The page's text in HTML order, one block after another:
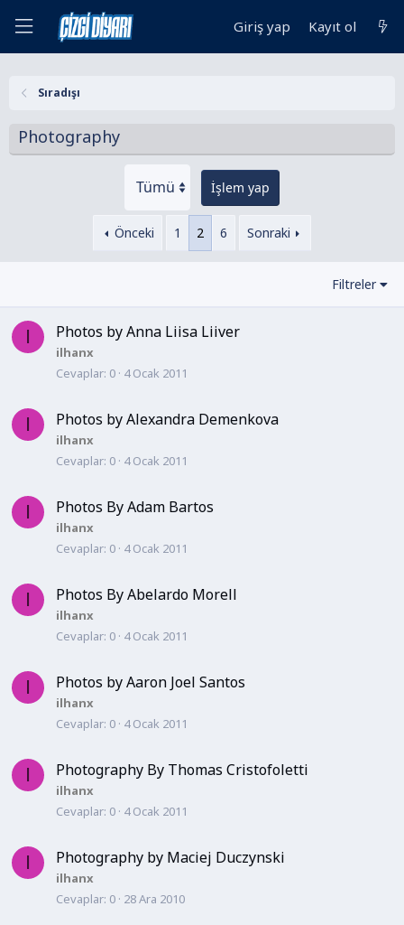
Giriş yap Kayıt ol
Sıradışı
Photography
İşlem yap
Önceki 1 2 6 Sonraki
Filtreler
I Photos by Anna Liisa Liiver
ilhanx
Cevaplar 0 4 Ocak 2011
I Photos by Alexandra Demenkova
ilhanx
Cevaplar 0 4 Ocak 2011
I Photos By Adam Bartos
ilhanx
Cevaplar 0 4 Ocak 2011
I Photos By Abelardo Morell
ilhanx
Cevaplar 0 4 Ocak 2011
I Photos by Aaron Joel Santos
ilhanx
Cevaplar 0 4 Ocak 2011
I Photography By Thomas Cristofoletti
ilhanx
Cevaplar 0 4 Ocak 2011
I Photography by Maciej Duczynski
ilhanx
Cevaplar 0 28 Ara 2010